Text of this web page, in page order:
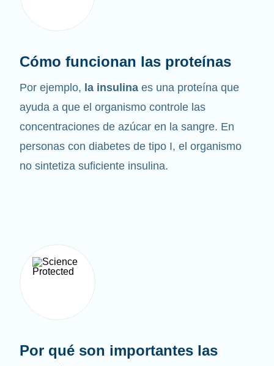
Cómo funcionan las proteínas
Por ejemplo, la insulina es una proteína que
ayuda a que el organismo controle las
concentraciones de azúcar en la sangre. En
personas con diabetes de tipo I, el organismo
no sintetiza suficiente insulina.
Por qué son importantes las